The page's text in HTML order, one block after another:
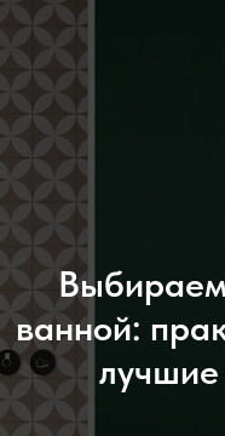
Выбираем
ванной: